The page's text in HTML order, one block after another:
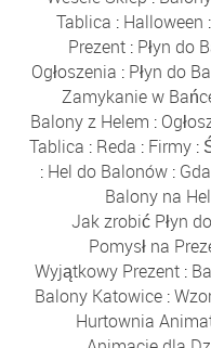
Tablica : Halloween :
Prezent : Płyn do
Ogłoszenia : Płyn do
Zamykanie w
Balony z Helem :
Tablica : Reda : Firmy:
: Hel do Balonów:
Balony na Hel
Jak zrobić Płyn
Pomysł na
Wyjątkowy Prezent:
Balony Katowice:
Hurtownia